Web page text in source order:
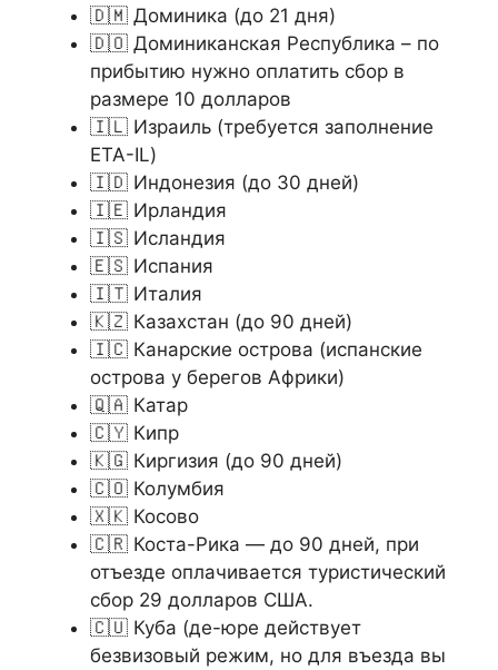
🇩🇲 Доминика (до 21 дня)
🇩🇴 Доминиканская Республика – по
прибытию нужно оплатить сбор в
размере 10 долларов
🇮🇱 Израиль (требуется заполнение
ETA-IL)
🇮🇩 Индонезия (до 30 дней)
🇮🇪 Ирландия
🇮🇸 Исландия
🇪🇸 Испания
🇮🇹 Италия
🇰🇿 Казахстан (до 90 дней)
🇮🇨 Канарские острова (испанские
острова у берегов Африки)
🇶🇦 Катар
🇨🇾 Кипр
🇰🇬 Киргизия (до 90 дней)
🇨🇴 Колумбия
🇽🇰 Косово
🇨🇷 Коста-Рика — до 90 дней, при
отъезде оплачивается туристический
сбор 29 долларов США.
🇨🇺 Куба (де-юре действует
безвизовый режим, но для въезда вы